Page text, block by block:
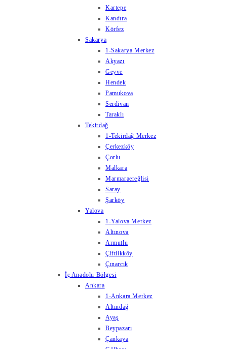
Kartepe
Kandıra
Körfez
Sakarya
1-Sakarya Merkez
Akyazı
Geyve
Hendek
Pamukova
Serdivan
Taraklı
Tekirdağ
1-Tekirdağ Merkez
Çerkezköy
Çorlu
Malkara
Marmaraereğlisi
Saray
Şarköy
Yalova
1-Yalova Merkez
Altınova
Armutlu
Çiftlikköy
Çınarcık
İç Anadolu Bölgesi
Ankara
1-Ankara Merkez
Altındağ
Ayaş
Beypazarı
Çankaya